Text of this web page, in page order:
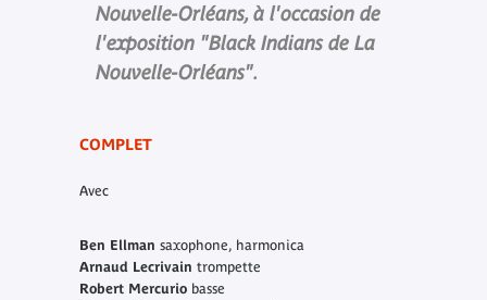
Nouvelle-Orléans, à l'occasion de
l'exposition "Black Indians de La
Nouvelle-Orléans".
COMPLET
Avec
Ben Ellman saxophone, harmonica
Arnaud Lecrivain trompette
Robert Mercurio basse